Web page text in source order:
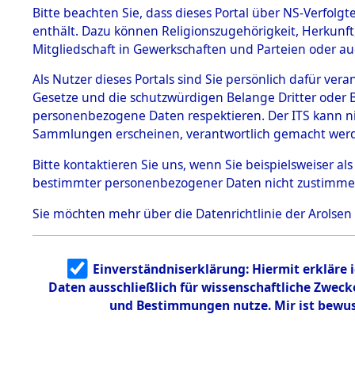
BESTÄNDE
1.
mente
5. Verschiedenes
5.3
Todesmärsche
5.3.1 Alliierte
Erhebungen
zu
Todesmärsch
en
5.3.2
Identifizierun
g
5.3.3
Todesmärsch
und
0080
Bitte beachten Sie, dass dieses Portal über NS-
enthält. Dazu können Religionszugehörigkeit,
Mitgliedschaft in Gewerkschaften und Parteien oder
Als Nutzer dieses Portals sind Sie persönlich dafür
Gesetze und die schutzwürdigen Belange Dritter
personenbezogene Daten respektieren. Der ITS
Sammlungen erscheinen, verantwortlich gemacht
Bitte kontaktieren Sie uns, wenn Sie beispielsweiser
bestimmter personenbezogener Daten nicht
Sie möchten mehr über die Datenrichtlinie der Arolsen
Einverständniserklärung: Hiermit erkläre
Daten ausschließlich für wissenschaftliche
und Bestimmungen nutze. Mir ist